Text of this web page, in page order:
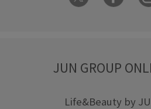
JUN GROUP
Life&Beauty by